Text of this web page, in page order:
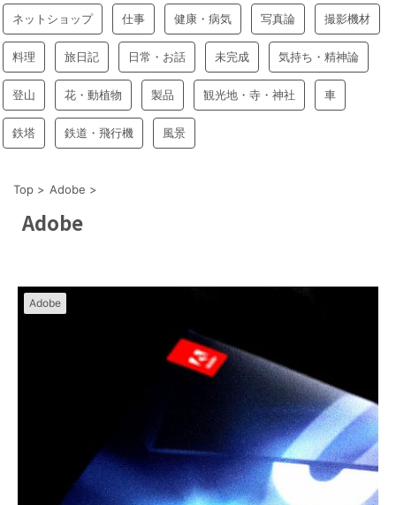
ネットショップ 仕事 健康・病気 写真論 撮影機材
料理 旅日記 日常・お話 未完成 気持ち・精神論
登山 花・動植物 製品 観光地・寺・神社 車
鉄塔 鉄道・飛行機 風景
Top > Adobe >
Adobe
Adobe